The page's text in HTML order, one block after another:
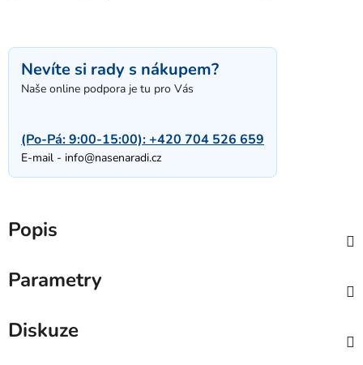
Nevíte si rady s nákupem?
Naše online podpora je tu pro Vás
(Po-Pá: 9:00-15:00):+420 704 526 659
E-mail - info@nasenaradi.cz
Popis
Parametry
Diskuze